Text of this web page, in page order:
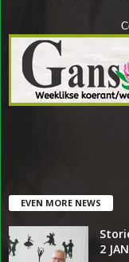
EVEN MORE NEWS
2